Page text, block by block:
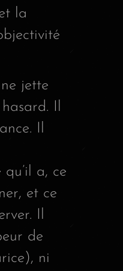
la
jette
Il
Il
a, ce
et ce
Il
de
ni